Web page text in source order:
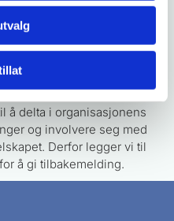
vårt gode arbeidsmiljø,
fravær, og sørge
Vi oppfordrer
og relevante kurs.
å delta i organisasjonens
og involvere seg med
Derfor legger vi til
å gi tilbakemelding.